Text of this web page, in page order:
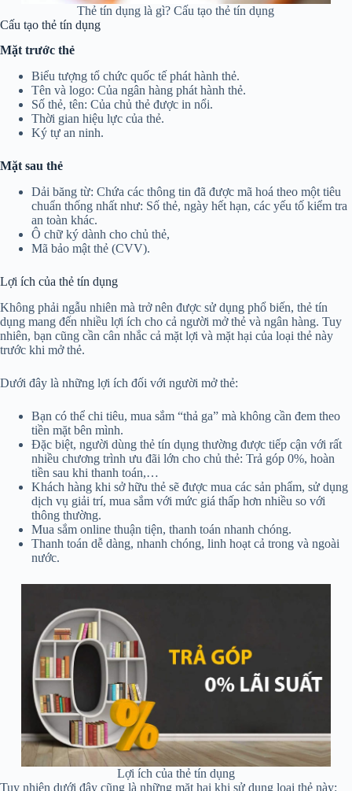
Thẻ tín dụng là gì? Cấu tạo thẻ tín dụng
Cấu tạo thẻ tín dụng
Mặt trước thẻ
Biểu tượng tổ chức quốc tế phát hành thẻ.
Tên và logo: Của ngân hàng phát hành thẻ.
Số thẻ, tên: Của chủ thẻ được in nổi.
Thời gian hiệu lực của thẻ.
Ký tự an ninh.
Mặt sau thẻ
Dải băng từ: Chứa các thông tin đã được mã hoá theo một tiêu
chuẩn thống nhất như: Số thẻ, ngày hết hạn, các yếu tố kiểm tra
an toàn khác.
Ô chữ ký dành cho chủ thẻ,
Mã bảo mật thẻ (CVV).
Lợi ích của thẻ tín dụng
Không phải ngẫu nhiên mà trở nên được sử dụng phổ biến, thẻ tín
dụng mang đến nhiều lợi ích cho cả người mở thẻ và ngân hàng. Tuy
nhiên, bạn cũng cần cân nhắc cả mặt lợi và mặt hại của loại thẻ này
trước khi mở thẻ.
Dưới đây là những lợi ích đối với người mở thẻ:
Bạn có thể chi tiêu, mua sắm “thả ga” mà không cần đem theo
tiền mặt bên mình.
Đặc biệt, người dùng thẻ tín dụng thường được tiếp cận với rất
nhiều chương trình ưu đãi lớn cho chủ thẻ: Trả góp 0%, hoàn
tiền sau khi thanh toán,…
Khách hàng khi sở hữu thẻ sẽ được mua các sản phẩm, sử dụng
dịch vụ giải trí, mua sắm với mức giá thấp hơn nhiều so với
thông thường.
Mua sắm online thuận tiện, thanh toán nhanh chóng.
Thanh toán dễ dàng, nhanh chóng, linh hoạt cả trong và ngoài
nước.
Lợi ích của thẻ tín dụng
Tuy nhiên dưới đây cũng là những mặt hại khi sử dụng loại thẻ này: